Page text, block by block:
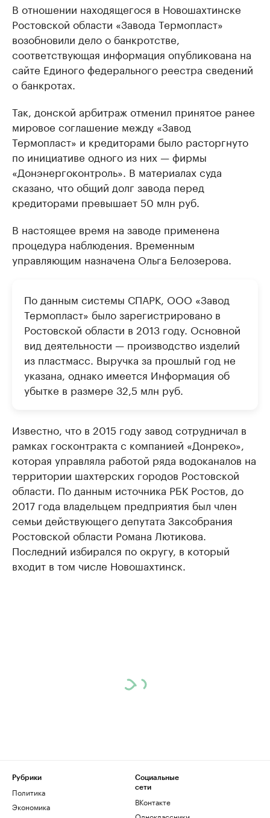
В отношении находящегося в Новошахтинске
Ростовской области «Завода Термопласт»
возобновили дело о банкротстве,
соответствующая информация опубликована на
сайте Единого федерального реестра сведений
о банкротах.
Так, донской арбитраж отменил принятое ранее
мировое соглашение между «Завод
Термопласт» и кредиторами было расторгнуто
по инициативе одного из них — фирмы
«Донэнергоконтроль». В материалах суда
сказано, что общий долг завода перед
кредиторами превышает 50 млн руб.
В настоящее время на заводе применена
процедура наблюдения. Временным
управляющим назначена Ольга Белозерова.
По данным системы СПАРК, ООО «Завод
Термопласт» было зарегистрировано в
Ростовской области в 2013 году. Основной
вид деятельности — производство изделий
из пластмасс. Выручка за прошлый год не
указана, однако имеется Информация об
убытке в размере 32,5 млн руб.
Известно, что в 2015 году завод сотрудничал в
рамках госконтракта с компанией «Донреко»,
которая управляла работой ряда водоканалов на
территории шахтерских городов Ростовской
области. По данным источника РБК Ростов, до
2017 года владельцем предприятия был член
семьи действующего депутата Заксобрания
Ростовской области Романа Лютикова.
Последний избирался по округу, в который
входит в том числе Новошахтинск.
Рубрики
Политика
Экономика
Социальные
сети
ВКонтакте